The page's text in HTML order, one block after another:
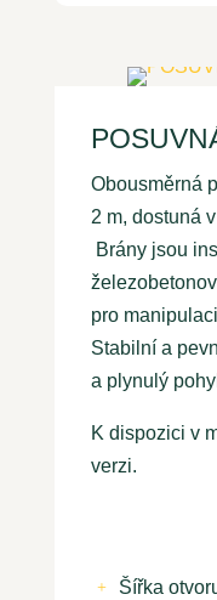
Obousměrná
2 m, dostuná
Brány jsou
pro
Stabilní a
a plynulý
K dispozici v
verzi.
+ Šířka